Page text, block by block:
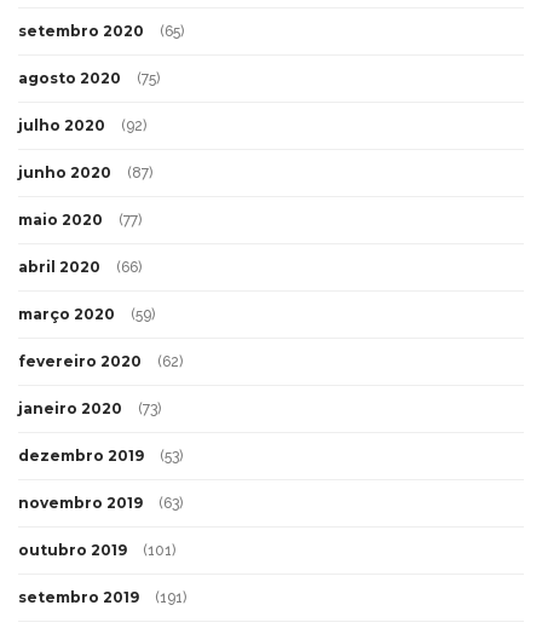
setembro 2020 (65)
agosto 2020 (75)
julho 2020 (92)
junho 2020 (87)
maio 2020 (77)
abril 2020 (66)
março 2020 (59)
fevereiro 2020 (62)
janeiro 2020 (73)
dezembro 2019 (53)
novembro 2019 (63)
outubro 2019 (101)
setembro 2019 (191)